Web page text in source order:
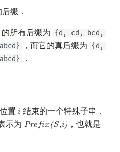
狄利克雷卷积
莫比乌斯反演
Powerful Number 筛
缀．
的所有后缀为 {d, cd, bcd,
，而它的真后缀为 {d,
．
置 𝑖
i 结束的一个特殊子串．
示为 𝑃𝑟𝑒𝑓𝑖𝑥(𝑆,𝑖)
Prefix(S,i) ，也就是